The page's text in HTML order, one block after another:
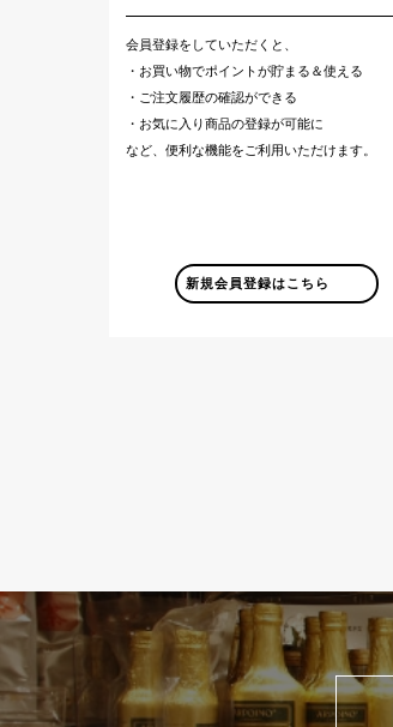
会員登録をしていただくと、
・お買い物でポイントが貯まる＆使える
・ご注文履歴の確認ができる
・お気に入り商品の登録が可能に
など、便利な機能をご利用いただけます。
新規会員登録はこちら